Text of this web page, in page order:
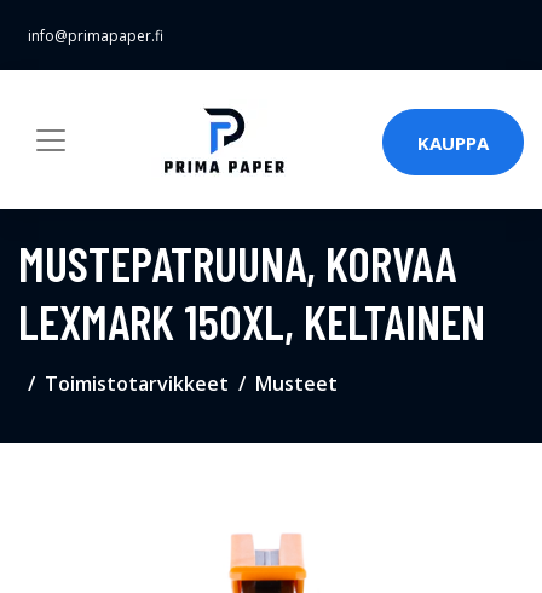
info@primapaper.fi
KAUPPA
MUSTEPATRUUNA, KORVAA
LEXMARK 150XL, KELTAINEN
Toimistotarvikkeet Musteet